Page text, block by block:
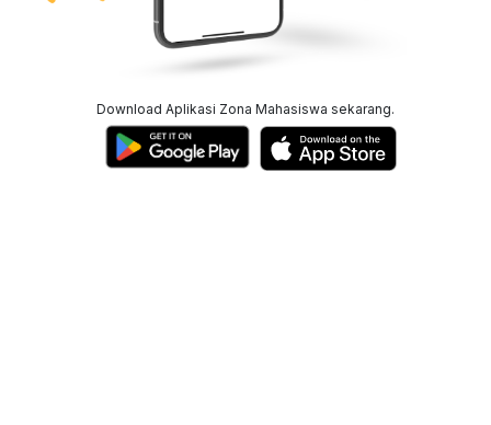
Download Aplikasi Zona Mahasiswa sekarang.